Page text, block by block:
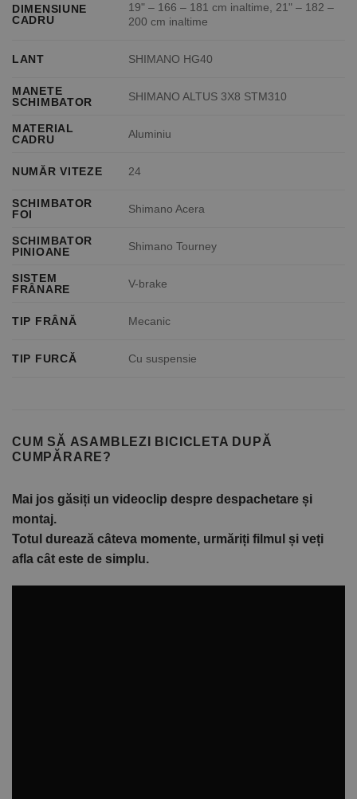
DIMENSIUNE
CADRU
19" – 166 – 181 cm inaltime, 21" – 182 –
200 cm inaltime
LANT SHIMANO HG40
MANETE
SCHIMBATOR
SHIMANO ALTUS 3X8 STM310
MATERIAL
CADRU
Aluminiu
NUMĂR VITEZE 24
SCHIMBATOR
FOI
Shimano Acera
SCHIMBATOR
PINIOANE
Shimano Tourney
SISTEM
FRÂNARE
V-brake
TIP FRÂNĂ Mecanic
TIP FURCĂ Cu suspensie
CUM SĂ ASAMBLEZI BICICLETA DUPĂ
CUMPĂRARE?
Mai jos găsiți un videoclip despre despachetare și
montaj.
Totul durează câteva momente, urmăriți filmul și veți
afla cât este de simplu.